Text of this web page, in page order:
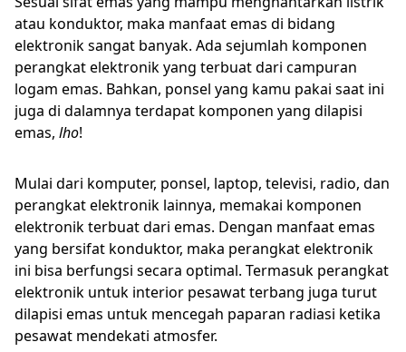
atau konduktor, maka manfaat emas di bidang
elektronik sangat banyak. Ada sejumlah komponen
perangkat elektronik yang terbuat dari campuran
logam emas. Bahkan, ponsel yang kamu pakai saat ini
juga di dalamnya terdapat komponen yang dilapisi
emas, lho!
Mulai dari komputer, ponsel, laptop, televisi, radio, dan
perangkat elektronik lainnya, memakai komponen
elektronik terbuat dari emas. Dengan manfaat emas
yang bersifat konduktor, maka perangkat elektronik
ini bisa berfungsi secara optimal. Termasuk perangkat
elektronik untuk interior pesawat terbang juga turut
dilapisi emas untuk mencegah paparan radiasi ketika
pesawat mendekati atmosfer.